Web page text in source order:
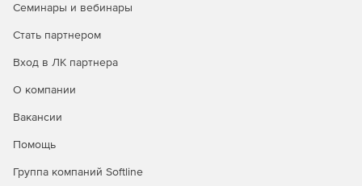
Семинары и вебинары
Стать партнером
Вход в ЛК партнера
О компании
Вакансии
Помощь
Группа компаний Softline